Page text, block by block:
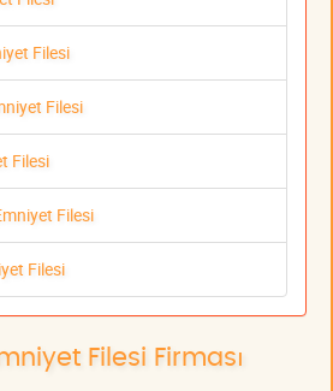
Filesi
Filesi
Filesi
Filesi
Filesi
Filesi Firması